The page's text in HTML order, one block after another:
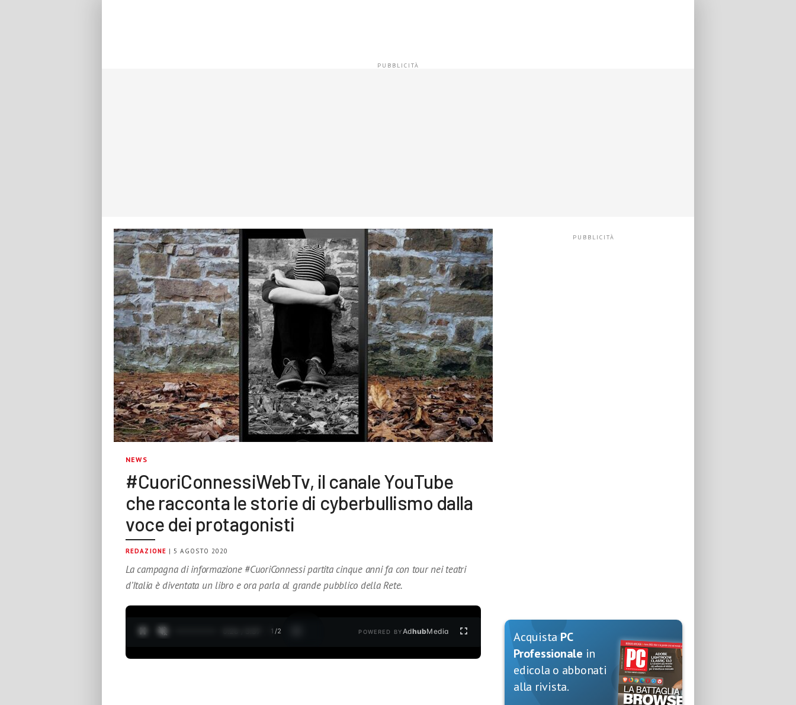
NEWS
#CuoriConnessiWebTv, il canale YouTube
che racconta le storie di cyberbullismo dalla
voce dei protagonisti
REDAZIONE | 5 AGOSTO 2020
La campagna di informazione #CuoriConnessi partita cinque anni fa con tour nei teatri
d’Italia è diventata un libro e ora parla al grande pubblico della Rete.
1 /2 POWERED BYAdhubMedia Acquista PC
Professionale in
edicola o abbonati
alla rivista.